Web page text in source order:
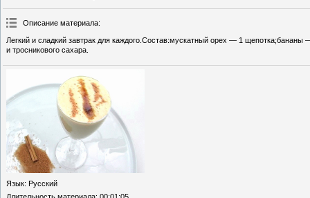
Описание материала:
Легкий и сладкий завтрак для каждого.Состав:мускатный орех — 1
и тросникового сахара.
Язык: Русский